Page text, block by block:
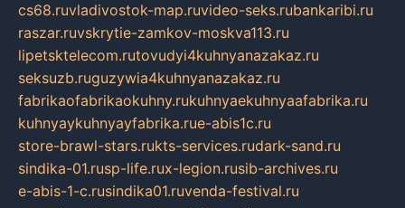
cs68.ruvladivostok-map.ruvideo-seks.rubankaribi.ru
raszar.ruvskrytie-zamkov-moskva113.ru
lipetsktelecom.rutovudyi4kuhnyanazakaz.ru
seksuzb.ruguzywia4kuhnyanazakaz.ru
fabrikaofabrikaokuhny.rukuhnyaekuhnyaafabrika.ru
kuhnyaykuhnyayfabrika.rue-abis1c.ru
store-brawl-stars.rukts-services.rudark-sand.ru
sindika-01.rusp-life.rux-legion.rusib-archives.ru
e-abis-1-c.rusindika01.ruvenda-festival.ru